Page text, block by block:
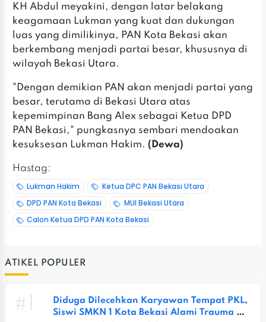
KH Abdul meyakini, dengan latar belakang
keagamaan Lukman yang kuat dan dukungan
luas yang dimilikinya, PAN Kota Bekasi akan
berkembang menjadi partai besar, khususnya di
wilayah Bekasi Utara.
"Dengan demikian PAN akan menjadi partai yang
besar, terutama di Bekasi Utara atas
kepemimpinan Bang Alex sebagai Ketua DPD
PAN Bekasi," pungkasnya sembari mendoakan
kesuksesan Lukman Hakim.(Dewa)
Hastag:
Lukman Hakim
Ketua DPC PAN Bekasi Utara
DPD PAN Kota Bekasi
MUI Bekasi Utara
Calon Ketua DPD PAN Kota Bekasi
ATIKEL POPULER
#1
Diduga Dilecehkan Karyawan Tempat PKL,
Siswi SMKN 1 Kota Bekasi Alami Trauma